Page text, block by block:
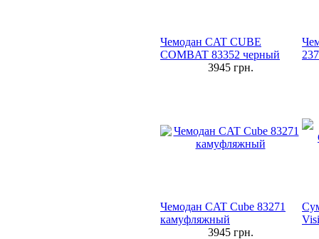
Чемодан CAT CUBE
COMBAT 83352 черный
3945грн.
Чемодан CAT Cube 83271
камуфляжный
3945грн.